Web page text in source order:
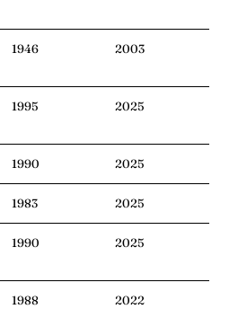
1946 2003
1995 2025
1990 2025
1983 2025
1990 2025
1988 2022